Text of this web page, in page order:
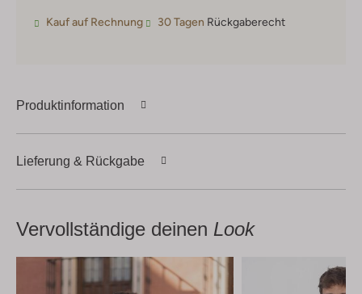
Kauf auf Rechnung 30 Tagen Rückgaberecht
Produktinformation
Lieferung & Rückgabe
Vervollständige deinen Look